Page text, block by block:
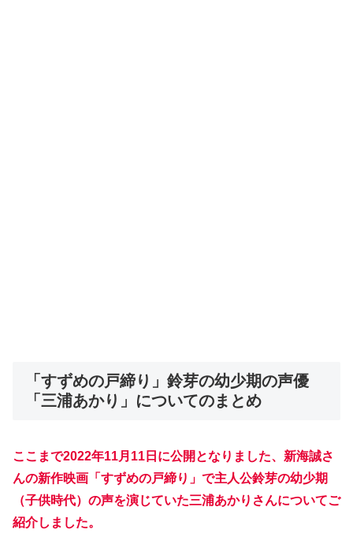
「すずめの戸締り」鈴芽の幼少期の声優
「三浦あかり」についてのまとめ
ここまで2022年11月11日に公開となりました、新海誠さ
んの新作映画「すずめの戸締り」で主人公鈴芽の幼少期
（子供時代）の声を演じていた三浦あかりさんについてご
紹介しました。